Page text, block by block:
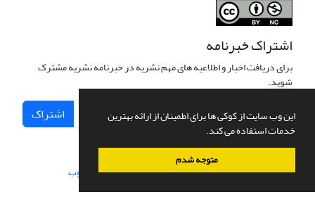
این وب سایت از کوکی ها برای اطمینان از ارائه بهترین
خدمات استفاده می کند.
متوجه شدم
اشتراک خبرنامه
برای دریافت اخبار و اطلاعیه های مهم نشریه در خبرنامه نشریه مشترک
شوید.
اشتراک
سامانه مدیریت نشریات علمی.طراحی و پیاده سازی از سیناوب